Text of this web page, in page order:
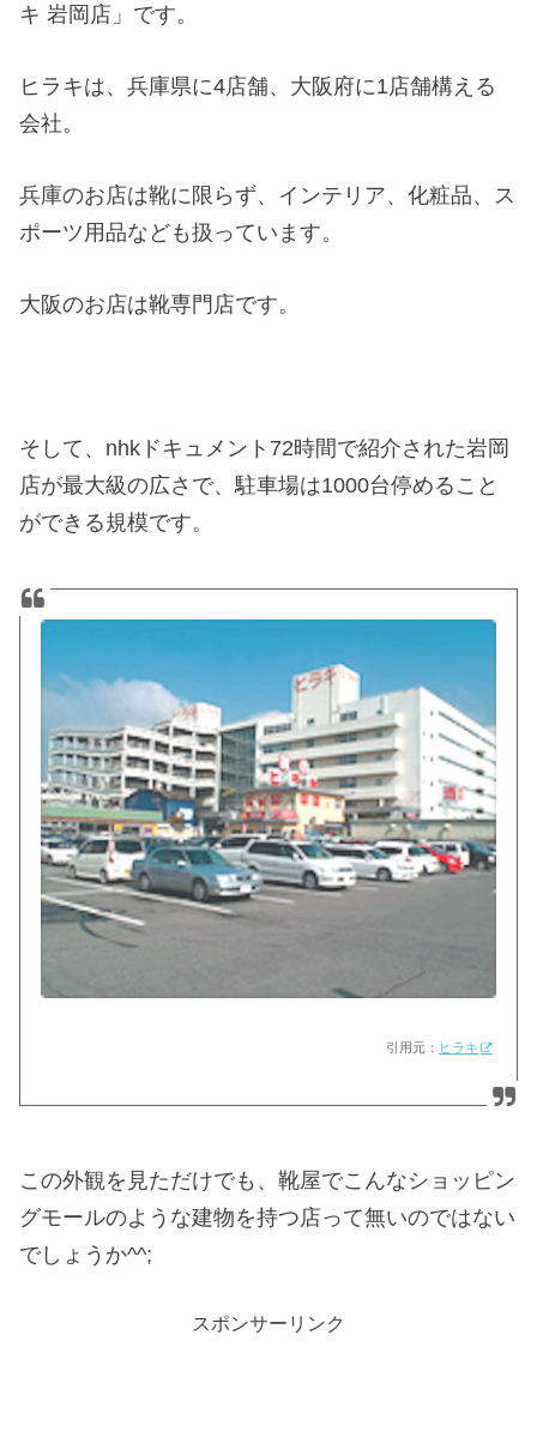
キ 岩岡店」です。
ヒラキは、兵庫県に4店舗、大阪府に1店舗構える
会社。
兵庫のお店は靴に限らず、インテリア、化粧品、ス
ポーツ用品なども扱っています。
大阪のお店は靴専門店です。
そして、nhkドキュメント72時間で紹介された岩岡
店が最大級の広さで、駐車場は1000台停めること
ができる規模です。
引用元： ヒラキ
この外観を見ただけでも、靴屋でこんなショッピン
グモールのような建物を持つ店って無いのではない
でしょうか^^;
スポンサーリンク